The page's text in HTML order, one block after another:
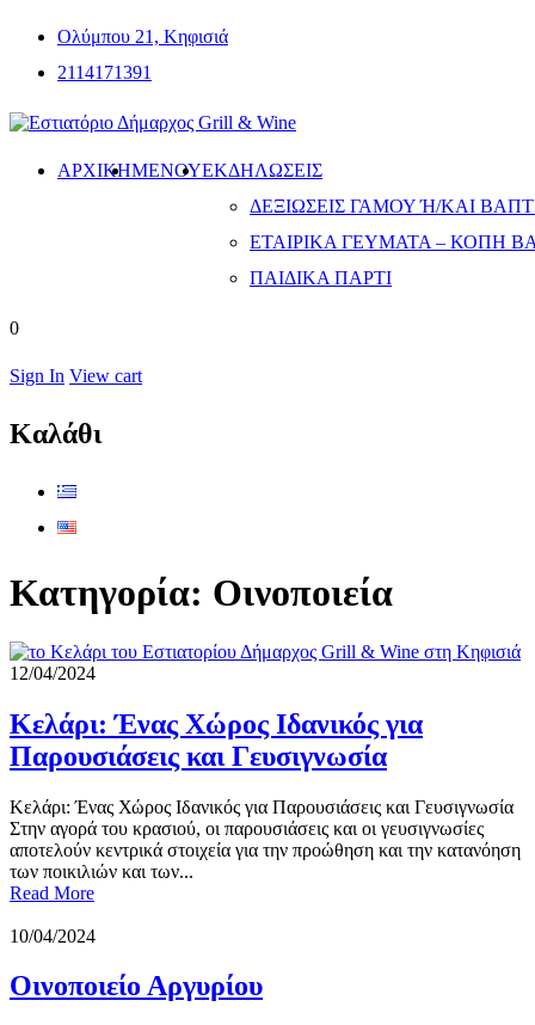
Ολύμπου 21, Κηφισιά
2114171391
ΑΡΧΙΚΗΜΕΝΟΎΕΚΔΗΛΏΣΕΙΣ
ΔΕΞΙΏΣΕΙΣ ΓΆΜΟΥ Ή/ΚΑΙ
ΕΤΑΙΡΙΚΆ ΓΕΎΜΑΤΑ – ΚΟΠΉ
ΠΑΙΔΙΚΆ ΠΆΡΤΙ
0
Sign In View cart
Καλάθι
Κατηγορία: Οινοποιεία
12/04/2024
Κελάρι: Ένας Χώρος Ιδανικός για
Παρουσιάσεις και Γευσιγνωσία
Κελάρι: Ένας Χώρος Ιδανικός για Παρουσιάσεις και Γευσιγνωσία
Στην αγορά του κρασιού, οι παρουσιάσεις και οι γευσιγνωσίες
αποτελούν κεντρικά στοιχεία για την προώθηση και την κατανόηση
των ποικιλιών και των...
Read More
10/04/2024
Οινοποιείο Αργυρίου